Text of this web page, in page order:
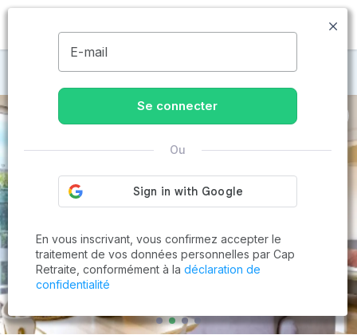
MENU
Maisons de retraite à Caen
E-mail
Se connecter
Ou
En vous inscrivant, vous confirmez accepter le
traitement de vos données personnelles par Cap
Retraite, conformément à la déclaration de
confidentialité